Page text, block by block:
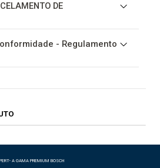
DE
- Regulamento
A GAMA PREMIUM BOSCH